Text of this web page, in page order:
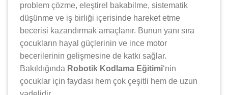
problem çözme, eleştirel bakabilme, sistematik
düşünme ve iş birliği içerisinde hareket etme
becerisi kazandırmak amaçlanır. Bunun yanı sıra
çocukların hayal güçlerinin ve ince motor
becerilerinin gelişmesine de katkı sağlar.
Bakıldığında Robotik Kodlama Eğitimi‘nin
çocuklar için faydası hem çok çeşitli hem de uzun